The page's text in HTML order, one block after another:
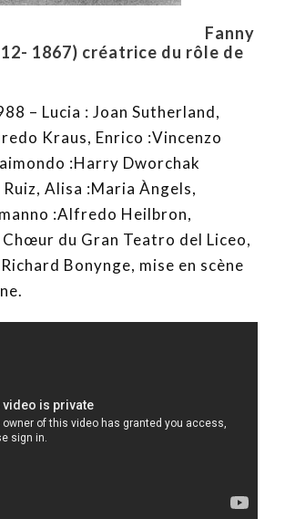
Fanny
1867) créatrice du rôle de
– Lucia : Joan Sutherland,
Kraus, Enrico :Vincenzo
:Harry Dworchak
Alisa :Maria Àngels,
:Alfredo Heilbron,
du Gran Teatro del Liceo,
Bonynge, mise en scène